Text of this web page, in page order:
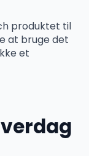
produktet til
at bruge det
et